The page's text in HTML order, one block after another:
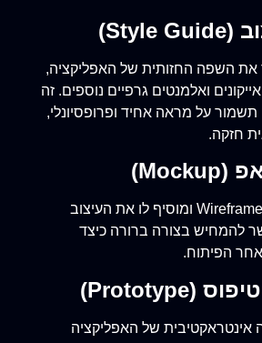
את השפה החזותית של האפליקציה,
ואלמנטים גרפיים נוספים. זה
על מראה אחיד ופרופסיונלי,
חזקה.
המוקאפ לוקח את ה-Wireframe ומוסיף לו את העיצוב
להמחיש בצורה ברורה כיצד
הפיתוח.
אינטראקטיבית של האפליקציה